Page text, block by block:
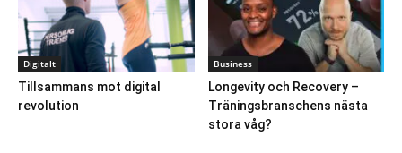
Digitalt
Tillsammans mot digital
revolution
Business
Longevity och Recovery –
Träningsbranschens nästa
stora våg?